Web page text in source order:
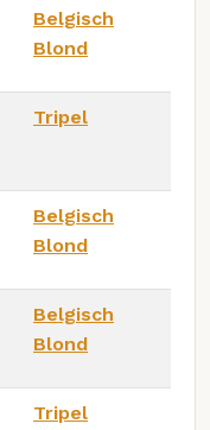
Belgisch
Blond
Tripel
Belgisch
Blond
Belgisch
Blond
Tripel